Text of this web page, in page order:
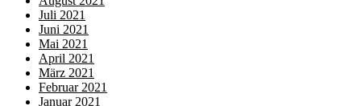
Juli 2021
Juni 2021
Mai 2021
April 2021
März 2021
Februar 2021
Januar 2021